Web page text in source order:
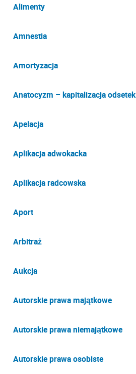
Alimenty
Amnestia
Amortyzacja
Anatocyzm – kapitalizacja odsetek
Apelacja
Aplikacja adwokacka
Aplikacja radcowska
Aport
Arbitraż
Aukcja
Autorskie prawa majątkowe
Autorskie prawa niemajątkowe
Autorskie prawa osobiste